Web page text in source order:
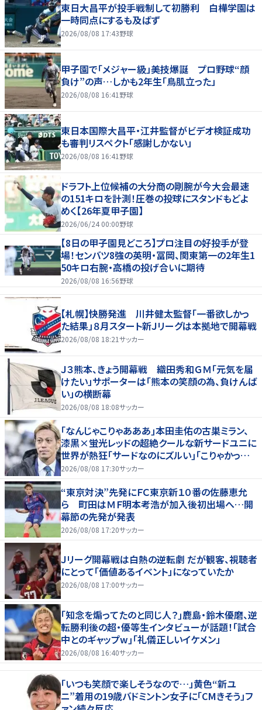
東日大昌平が投手戦制して初勝利 白樺学園は
一時同点にするも及ばず
2026/08/08 17:43野球
甲子園で「メジャー級」美技爆誕 プロ野球“顔
負け”の声…しかも2年生「鳥肌立った」
2026/08/08 16:41 野球
東日本国際大昌平・江井監督がビデオ検証成功
も審判リスペクト「感謝しかない」
2026/08/08 16:41 野球
ドラフト上位候補の大分商の剛腕が今大会最速
の151キロを計測！圧巻の投球にスタンドもどよ
めく【26年夏甲子園】
2026/06/24 00:00野球
【8日の甲子園見どころ】プロ注目の好投手が登
場！センバツ8強の英明・冨岡、関東第一の2年生1
50キロ右腕・高橋の投げ合いに期待
2026/08/08 16:56野球
【札幌】快勝発進 川井健太監督「一番欲しかっ
た結果」８月スタート新Ｊリーグは本拠地で開幕戦
2026/08/08 18:21サッカー
Ｊ３熊本、きょう開幕戦 織田秀和ＧＭ「元気を届
けたい」サポーターは「熊本の笑顔の為、負けんば
い」の横断幕
2026/08/08 18:08サッカー
｢なんじゃこりゃあああ｣本田圭佑の古巣ミラン、
漆黒×蛍光レッドの超絶クールな新サードユニに
世界が熱狂｢サードなのにズルい｣｢こりゃかっけ
えわ｣
2026/08/08 17:30サッカー
“東京対決”先発にＦＣ東京新１０番の佐藤恵允
ら 町田はＭＦ明本考浩が加入後初出場へ…開
幕節の先発が発表
2026/08/08 17:20サッカー
Ｊリーグ開幕戦は白熱の逆転劇 だが観客、視聴者
にとって「価値あるイベント」になっていたか
2026/08/08 17:00サッカー
｢知念を煽ってたのと同じ人？｣鹿島・鈴木優磨、逆
転勝利後の超・優等生インタビューが話題！｢試合
中とのギャップw｣｢礼儀正しいイケメン」
2026/08/08 16:40サッカー
「いつも笑顔で楽しそうなので…」黄色“新ユ
ニ”着用の19歳バドミントン女子に「CMきそう」フ